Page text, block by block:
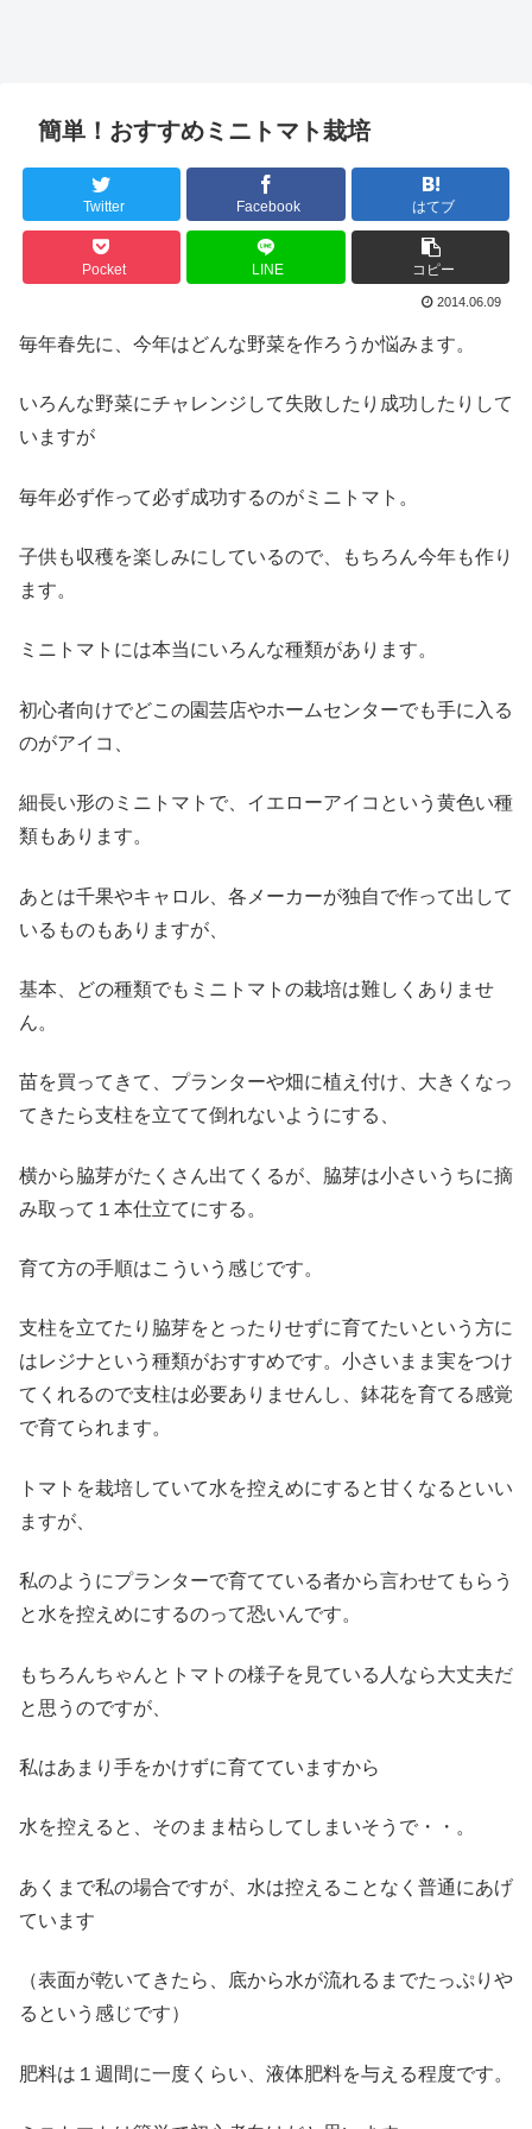
簡単！おすすめミニトマト栽培
Twitter Facebook はてブ
Pocket LINE コピー
2014.06.09
毎年春先に、今年はどんな野菜を作ろうか悩みます。
いろんな野菜にチャレンジして失敗したり成功したりして
いますが
毎年必ず作って必ず成功するのがミニトマト。
子供も収穫を楽しみにしているので、もちろん今年も作り
ます。
ミニトマトには本当にいろんな種類があります。
初心者向けでどこの園芸店やホームセンターでも手に入る
のがアイコ、
細長い形のミニトマトで、イエローアイコという黄色い種
類もあります。
あとは千果やキャロル、各メーカーが独自で作って出して
いるものもありますが、
基本、どの種類でもミニトマトの栽培は難しくありませ
ん。
苗を買ってきて、プランターや畑に植え付け、大きくなっ
てきたら支柱を立てて倒れないようにする、
横から脇芽がたくさん出てくるが、脇芽は小さいうちに摘
み取って１本仕立てにする。
育て方の手順はこういう感じです。
支柱を立てたり脇芽をとったりせずに育てたいという方に
はレジナという種類がおすすめです。小さいまま実をつけ
てくれるので支柱は必要ありませんし、鉢花を育てる感覚
で育てられます。
トマトを栽培していて水を控えめにすると甘くなるといい
ますが、
私のようにプランターで育てている者から言わせてもらう
と水を控えめにするのって恐いんです。
もちろんちゃんとトマトの様子を見ている人なら大丈夫だ
と思うのですが、
私はあまり手をかけずに育てていますから
水を控えると、そのまま枯らしてしまいそうで・・。
あくまで私の場合ですが、水は控えることなく普通にあげ
ています
（表面が乾いてきたら、底から水が流れるまでたっぷりや
るという感じです）
肥料は１週間に一度くらい、液体肥料を与える程度です。